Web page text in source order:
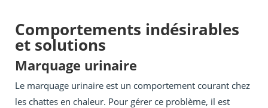
Comportements indésirables
et solutions
Marquage urinaire
Le marquage urinaire est un comportement courant chez
les chattes en chaleur. Pour gérer ce problème, il est